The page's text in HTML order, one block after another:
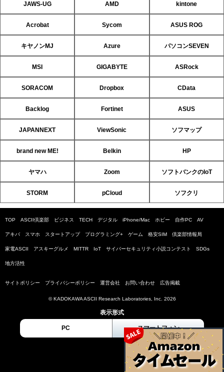
JAWS-UG AMD kintone
Acrobat Sycom ASUS ROG
キヤノンMJ Azure パソコンSEVEN
MSI GIGABYTE ASRock
SORACOM Dropbox CData
Backlog Fortinet ASUS
JAPANNEXT ViewSonic ソフマップ
brand new ME! Belkin HP
ヤマハ Zoom ソフトバンクのIoT
STORM pCloud ソフクリ
TOP ASCII倶楽部 ビジネス TECH デジタル iPhone/Mac ホビー 自作PC AV
アキバ スマホ スタートアップ プログラミング+ ゲーム 格安SIM 倶楽部情報局
家電ASCII アスキーグルメ MITTR IoT サイバーセキュリティ小説コンテスト SDGs
地方活性
サイトポリシー プライバシーポリシー 運営会社 お問い合わせ 広告掲載
© KADOKAWA ASCII Research Laboratories, Inc. 2026
表示形式
PC スマートフォン